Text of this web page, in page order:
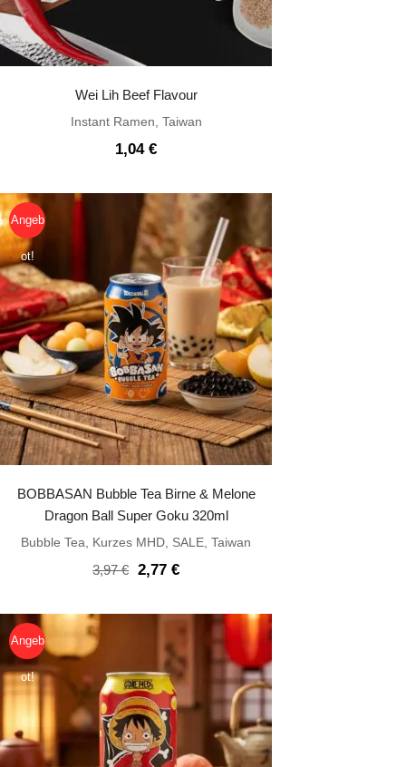
Wei Lih Beef Flavour
Instant Ramen Taiwan
1,04 €
Angeb
ot!
BOBBASAN Bubble Tea Birne & Melone
Dragon Ball Super Goku 320ml
Bubble Tea Kurzes MHD SALE Taiwan
3,97€ Ursprünglicher
3,97 €
2,77 €Aktueller
2,77 €.
Angeb
ot!